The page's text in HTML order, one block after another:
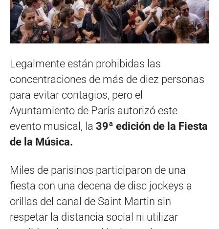
Legalmente están prohibidas las
concentraciones de más de diez personas
para evitar contagios, pero el
Ayuntamiento de París autorizó este
evento musical, la 39ª edición de la Fiesta
de la Música.
Miles de parisinos participaron de una
fiesta con una decena de disc jockeys a
orillas del canal de Saint Martin sin
respetar la distancia social ni utilizar